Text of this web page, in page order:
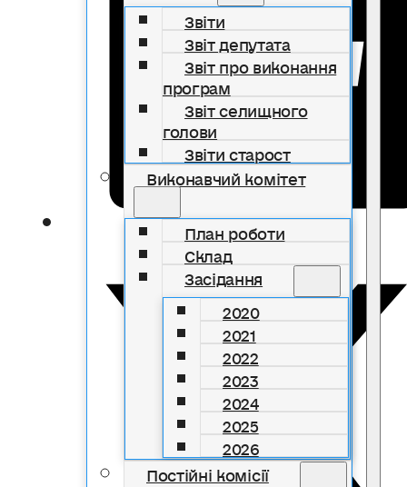
Звіти
Звіт депутата
Звіт про виконання
програм
Звіт селищного
голови
Звіти старост
Виконавчий комітет
План роботи
Склад
Засідання
2020
2021
2022
2023
2024
2025
2026
Постійні комісії